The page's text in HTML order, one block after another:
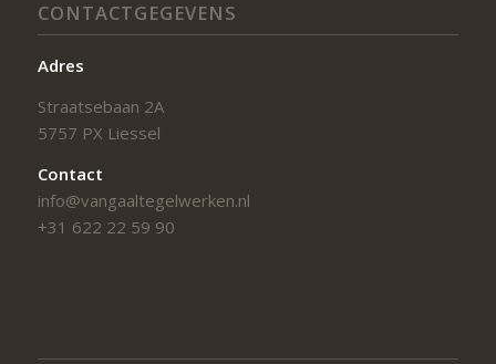
CONTACTGEGEVENS
Adres
Straatsebaan 2A
5757 PX Liessel
Contact
info@vangaaltegelwerken.nl
+31 622 22 59 90